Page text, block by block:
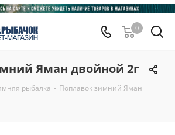
0
Яман двойной 2г
рыбалка - Поплавок зимний Яман